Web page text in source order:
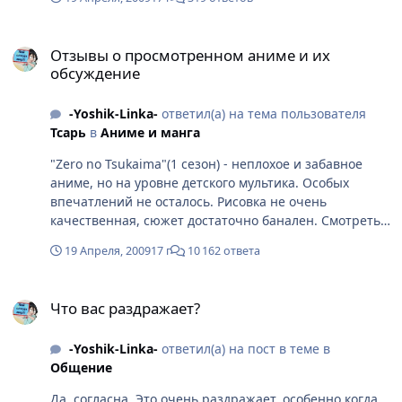
Серьёзные отношения с мужчиной. Человек был
старше меня на достаточное количество лет.
многому меня научили, изменили взгляд на многие
вещи. Научилась жить самостоятельно, не опираясь
значительные моменты моей жизни.
Отзывы о просмотренном аниме и их
обсуждение
-Yoshik-Linka-ответил(а) на тема пользователя
Тсарь в Аниме и манга
"Zero no Tsukaima"(1 сезон) - неплохое и забавное
аниме, но на уровне детского мультика. Особых
впечатлений не осталось. Рисовка не очень
качественная, сюжет достаточно банален. Смотреть
из 10. Не больше. "Loveless" - хороший сёнэн.
Аниме действительно зацепило.
19 Апреля, 200917 г 10 162 ответа
Что вас раздражает?
-Yoshik-Linka-ответил(а) на пост в теме в
Общение